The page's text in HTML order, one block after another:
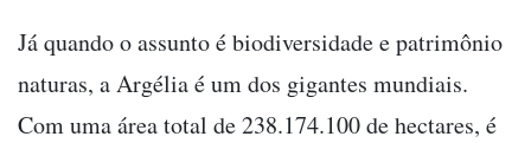
Já quando o assunto é biodiversidade e patrimônio
naturas, a Argélia é um dos gigantes mundiais.
Com uma área total de 238.174.100 de hectares, é